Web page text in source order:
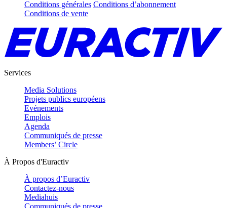
Conditions générales Conditions d’abonnement
Conditions de vente
Services
Media Solutions
Projets publics européens
Evénements
Emplois
Agenda
Communiqués de presse
Members’ Circle
À Propos d'Euractiv
À propos d’Euractiv
Contactez-nous
Mediahuis
Communiqués de presse